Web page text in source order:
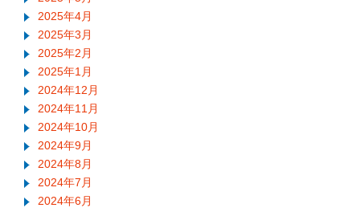
2025年4月
2025年3月
2025年2月
2025年1月
2024年12月
2024年11月
2024年10月
2024年9月
2024年8月
2024年7月
2024年6月